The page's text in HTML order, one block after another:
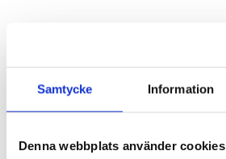
Samtycke Information
Denna webbplats använder cookies
Andra köpte också...